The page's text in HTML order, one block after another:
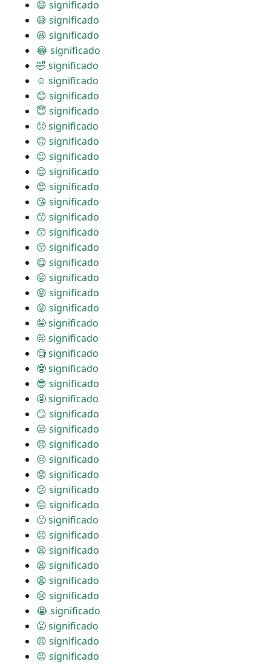
😄 significado
😅 significado
😆 significado
😂 significado
🤣 significado
☺ significado
😊 significado
😇 significado
🙂 significado
🙃 significado
😉 significado
😌 significado
😍 significado
😘 significado
😗 significado
😙 significado
😚 significado
😋 significado
😛 significado
😝 significado
😜 significado
🤪 significado
🤨 significado
🧐 significado
🤓 significado
😎 significado
🤩 significado
😏 significado
😒 significado
😞 significado
😔 significado
😟 significado
😕 significado
😖 significado
🙁 significado
☹ significado
😫 significado
😫 significado
😩 significado
😢 significado
😭 significado
😤 significado
😠 significado
😡 significado